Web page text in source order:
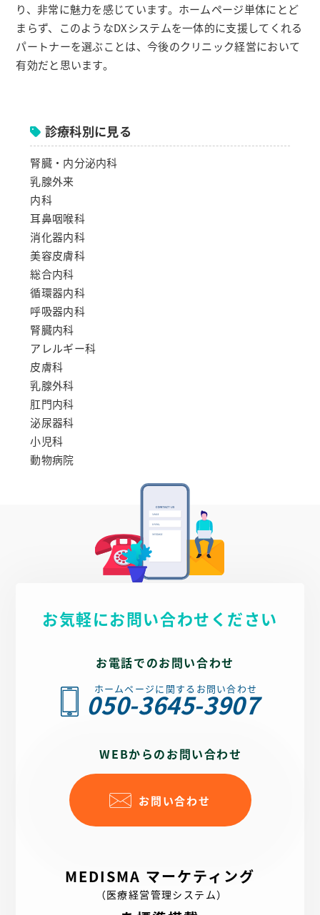
り、非常に魅力を感じています。ホームページ単体にとど
まらず、このようなDXシステムを一体的に支援してくれる
パートナーを選ぶことは、今後のクリニック経営において
有効だと思います。
診療科別に見る
腎臓・内分泌内科
乳腺外来
内科
耳鼻咽喉科
消化器内科
美容皮膚科
総合内科
循環器内科
呼吸器内科
腎臓内科
アレルギー科
皮膚科
乳腺外科
肛門内科
泌尿器科
小児科
動物病院
お気軽にお問い合わせください
お電話でのお問い合わせ
ホームページに関するお問い合わせ
050-3645-3907
WEBからのお問い合わせ
お問い合わせ
MEDISMA マーケティング
（医療経営管理システム）